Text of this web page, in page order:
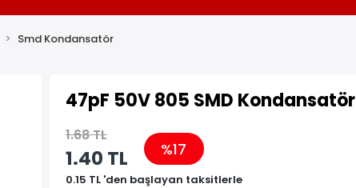
Smd Kondansatör
47pF 50V 805 SMD Kondansatör
1.68 TL
1.40 TL %17
0.15 TL 'den başlayan taksitlerle